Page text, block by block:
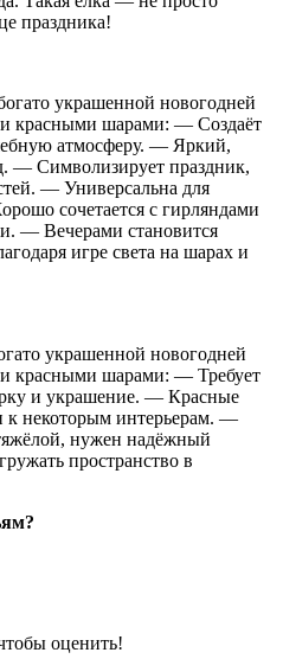
праздника!
украшенной новогодней
и красными шарами: — Создаёт
атмосферу. — Яркий,
— Символизирует праздник,
— Универсальна для
сочетается с гирляндами
— Вечерами становится
игре света на шарах и
украшенной новогодней
и красными шарами: — Требует
и украшение. — Красные
к некоторым интерьерам. —
нужен надёжный
пространство в
оценить!